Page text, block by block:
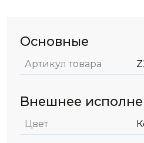
Основные
Артикул товара
Внешнее
Цвет